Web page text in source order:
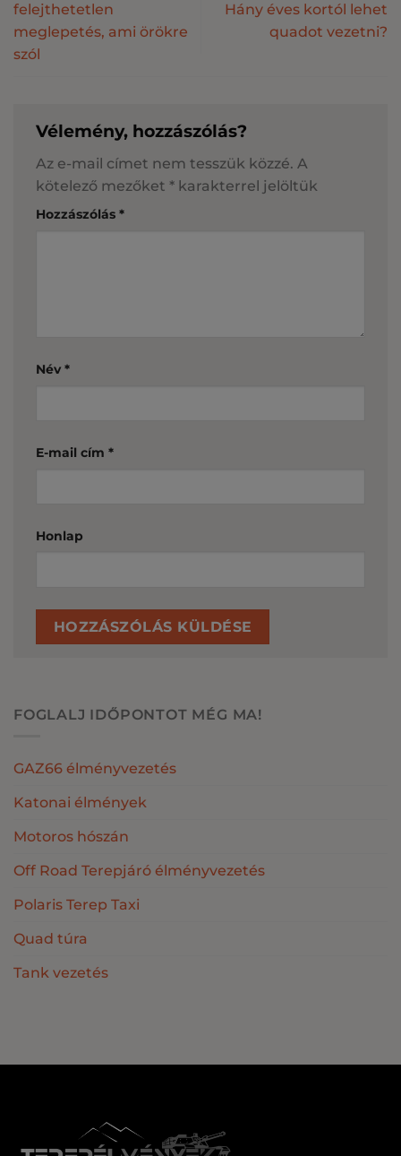
felejthetetlen
meglepetés, ami örökre
szól
Hány éves kortól lehet
quadot vezetni?
Vélemény, hozzászólás?
Az e-mail címet nem tesszük közzé. A
kötelező mezőket * karakterrel jelöltük
Hozzászólás *
Név *
E-mail cím *
Honlap
FOGLALJ IDŐPONTOT MÉG MA!
GAZ66 élményvezetés
Katonai élmények
Motoros hószán
Off Road Terepjáró élményvezetés
Polaris Terep Taxi
Quad túra
Tank vezetés